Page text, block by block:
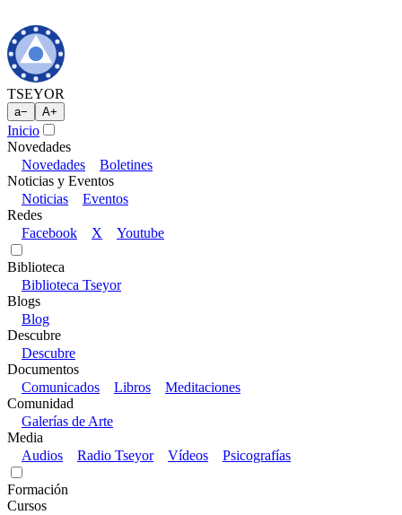
TSEYOR
a− A+
Inicio
Novedades
Novedades
Boletines
Noticias y Eventos
Noticias
Eventos
Redes
Facebook
X Youtube
Biblioteca
Biblioteca Tseyor
Blogs
Blog
Descubre
Descubre
Documentos
Comunicados
Libros
Meditaciones
Comunidad
Galerías de Arte
Media
Audios
Radio Tseyor Vídeos Psicografías
Formación
Cursos